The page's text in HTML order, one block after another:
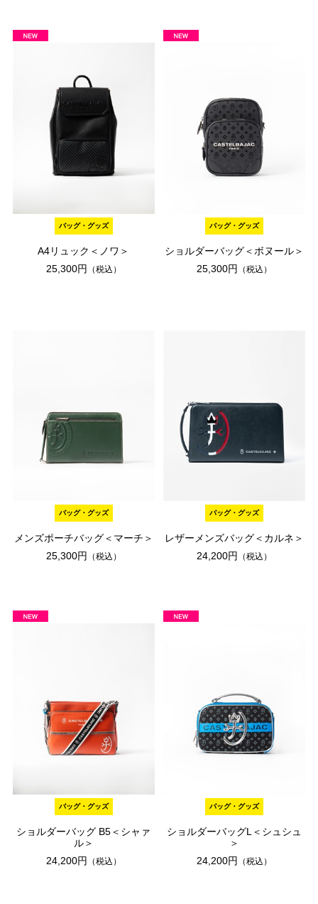
バッグ・グッズ
A4リュック＜ノワ＞
25,300円
（税込）
バッグ・グッズ
ショルダーバッグ＜ボヌール＞
25,300円
（税込）
バッグ・グッズ
メンズポーチバッグ＜マーチ＞
25,300円
（税込）
バッグ・グッズ
レザーメンズバッグ＜カルネ＞
24,200円
（税込）
バッグ・グッズ
ショルダーバッグ B5＜シャァ
ル＞
24,200円 （税込）
バッグ・グッズ
ショルダーバッグL＜シュシュ
＞
24,200円 （税込）